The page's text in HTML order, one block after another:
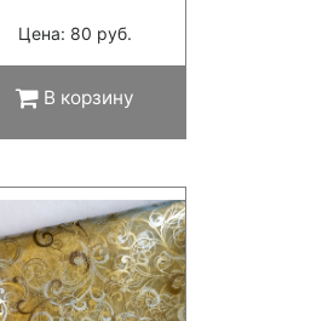
Цена: 80 руб.
В корзину